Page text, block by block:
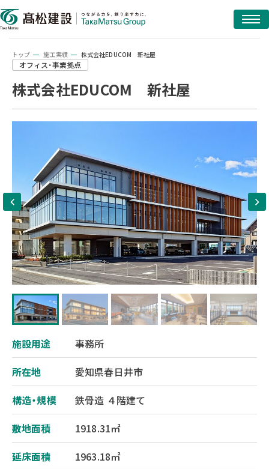
トップ 施工実績 株式会社EDUCOM 新社屋
オフィス・事業拠点
株式会社EDUCOM 新社屋
施設用途
事務所
所在地
愛知県春日井市
構造・規模
鉄骨造 ４階建て
敷地面積
1918.31㎡
延床面積
1963.18㎡